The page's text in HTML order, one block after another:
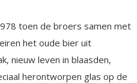
toen de broers samen met
het oude bier uit
nieuw leven in blaasden,
herontworpen glas op de